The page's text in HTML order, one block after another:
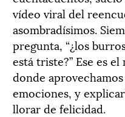
vídeo viral del
asombradísimos.
pregunta, “¿los
está triste?” Ese es
donde
emociones, y
llorar de felicidad.